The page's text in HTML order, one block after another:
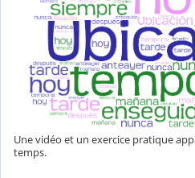
Une vidéo et un exercice pratique
temps.